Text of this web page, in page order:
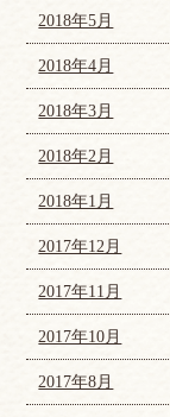
2018年5月
2018年4月
2018年3月
2018年2月
2018年1月
2017年12月
2017年11月
2017年10月
2017年8月